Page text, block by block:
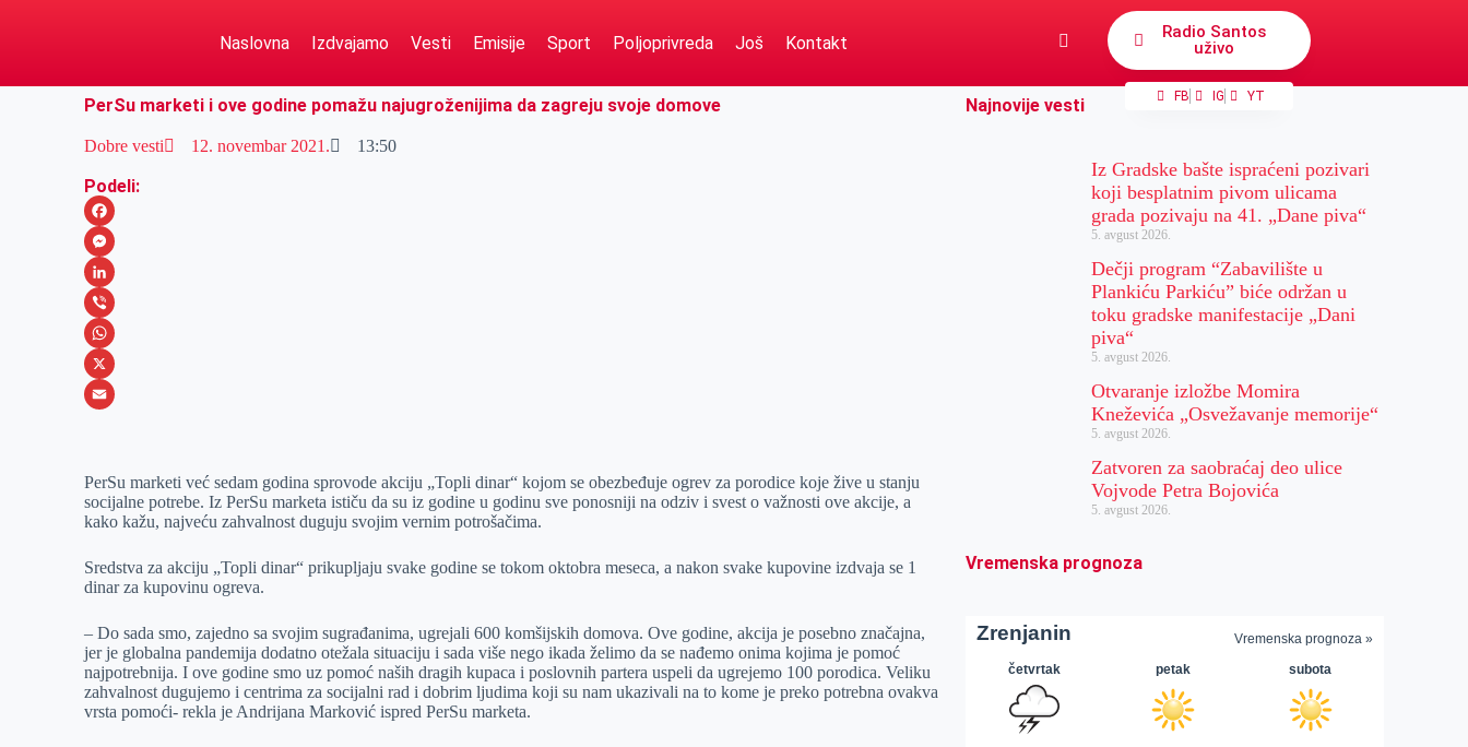
Naslovna Izdvajamo Vesti Emisije Sport Poljoprivreda Još Kontakt
Radio Santos
uživo
FB IG YT
PerSu marketi i ove godine pomažu najugroženijima da zagreju svoje domove
Dobre vesti 12. novembar 2021. 13:50
Podeli:
F
a
c
e
b
o
M
e
s
s
e
e
r
L
i
n
k
I
n
V
i
b
W
h
s
A
p
X
a
i
PerSu marketi već sedam godina sprovode akciju „Topli dinar“ kojom se obezbeđuje ogrev za porodice koje žive u stanju
socijalne potrebe. Iz PerSu marketa ističu da su iz godine u godinu sve ponosniji na odziv i svest o važnosti ove akcije, a
kako kažu, najveću zahvalnost duguju svojim vernim potrošačima.
Sredstva za akciju „Topli dinar“ prikupljaju svake godine se tokom oktobra meseca, a nakon svake kupovine izdvaja se 1
dinar za kupovinu ogreva.
– Do sada smo, zajedno sa svojim sugrađanima, ugrejali 600 komšijskih domova. Ove godine, akcija je posebno značajna,
jer je globalna pandemija dodatno otežala situaciju i sada više nego ikada želimo da se nađemo onima kojima je pomoć
najpotrebnija. I ove godine smo uz pomoć naših dragih kupaca i poslovnih partera uspeli da ugrejemo 100 porodica. Veliku
zahvalnost dugujemo i centrima za socijalni rad i dobrim ljudima koji su nam ukazivali na to kome je preko potrebna ovakva
vrsta pomoći- rekla je Andrijana Marković ispred PerSu marketa.
Najnovije vesti
Iz Gradske bašte ispraćeni pozivari
koji besplatnim pivom ulicama
grada pozivaju na 41. „Dane piva“
5. avgust 2026.
Dečji program “Zabavilište u
Plankiću Parkiću” biće održan u
toku gradske manifestacije „Dani
piva“
5. avgust 2026.
Otvaranje izložbe Momira
Kneževića „Osvežavanje memorije“
5. avgust 2026.
Zatvoren za saobraćaj deo ulice
Vojvode Petra Bojovića
5. avgust 2026.
Vremenska prognoza